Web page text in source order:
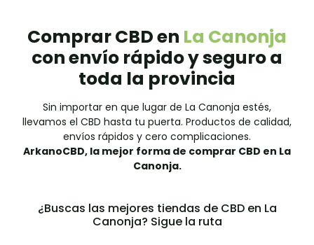
Comprar CBD en La Canonja
con envío rápido y seguro a
toda la provincia
Sin importar en que lugar de La Canonja estés,
llevamos el CBD hasta tu puerta. Productos de calidad,
envíos rápidos y cero complicaciones.
ArkanoCBD, la mejor forma de comprar CBD en La
Canonja.
¿Buscas las mejores tiendas de CBD en La
Canonja? Sigue la ruta